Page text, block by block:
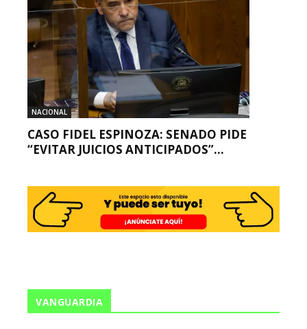
NACIONAL
CASO FIDEL ESPINOZA: SENADO PIDE
“EVITAR JUICIOS ANTICIPADOS”...
VANGUARDIA